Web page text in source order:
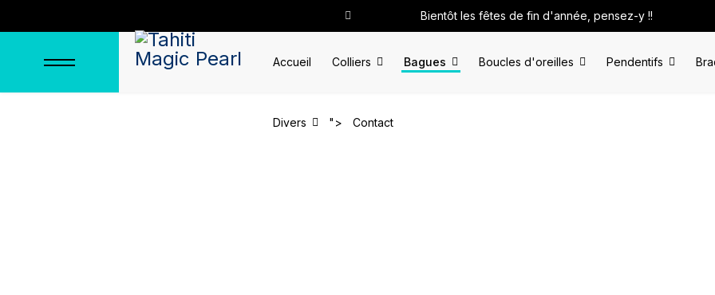
Bientôt les fêtes de fin d'année, pensez-y !!
Accueil Colliers Bagues Boucles d'oreilles Pendentifs
Divers "> Contact